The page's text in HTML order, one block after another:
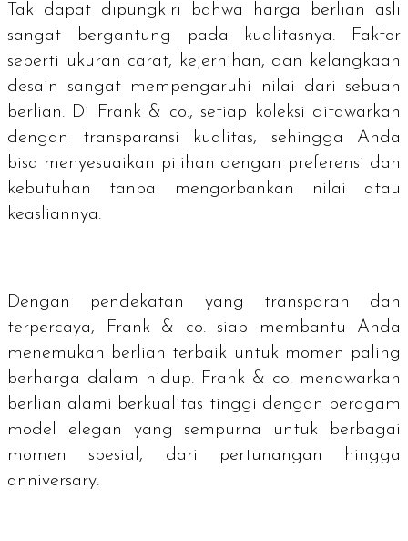
Tak dapat dipungkiri bahwa harga berlian asli
sangat bergantung pada kualitasnya. Faktor
seperti ukuran carat, kejernihan, dan kelangkaan
desain sangat mempengaruhi nilai dari sebuah
berlian. Di Frank & co., setiap koleksi ditawarkan
dengan transparansi kualitas, sehingga Anda
bisa menyesuaikan pilihan dengan preferensi dan
kebutuhan tanpa mengorbankan nilai atau
keasliannya.
Dengan pendekatan yang transparan dan
terpercaya, Frank & co. siap membantu Anda
menemukan berlian terbaik untuk momen paling
berharga dalam hidup. Frank & co. menawarkan
berlian alami berkualitas tinggi dengan beragam
model elegan yang sempurna untuk berbagai
momen spesial, dari pertunangan hingga
anniversary.